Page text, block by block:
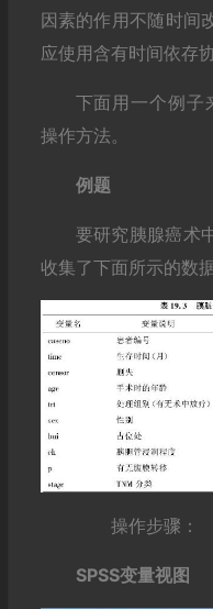
因素的作用不随时间
应使用含有时间依存
下面用一个例子
操作方法。
例题
要研究胰腺癌术
收集了下面所示的数
操作步骤：
SPSS变量视图